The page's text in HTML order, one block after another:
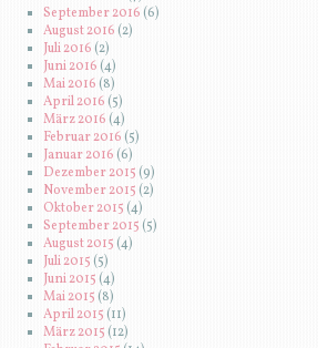
September 2016 (6)
August 2016(2)
Juli 2016 (2)
Juni 2016 (4)
Mai 2016 (8)
April 2016 (5)
März 2016 (4)
Februar 2016(5)
Januar 2016 (6)
Dezember 2015 (9)
November 2015 (2)
Oktober 2015 (4)
September 2015 (5)
August 2015 (4)
Juli 2015 (5)
Juni 2015 (4)
Mai 2015(8)
April 2015 (11)
März 2015(12)